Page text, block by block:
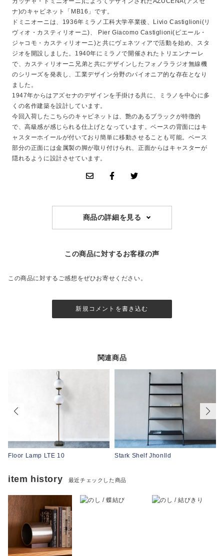
ナ)のキャビネット「MB16」です。
ドミニオーニは、1936年ミラノ工科大学卒業後、Livio Castiglioni(リ
ヴィオ・カスティリオーニ)、 Pier Giacomo Castiglioni(ピエール・
ジャコモ・カスティリオーニ)と共にヴェネツィアで活動を始め、スタ
ジオを開設しました。1940年にミラノで開催されたトリエンナーレ
で、カスティリオーニ兄弟と共にデザインしたフォノララジオ無線機
のシリーズを発表し、工業デザイン分野のパイオニア的な存在となり
ました。
1947年からはアズセナのデザインを手掛ける共に、ミラノを中心に多
くの名作建築を設計しています。
今回入荷したこちらのキャビネットは、艶のあるブラックが特徴的
で、高級感が感じられる仕上げとなっています。ベースの背面にはキ
ャスターホイールが付いており簡単に移動させることも可能。ベース
部分の正面には金属製の脚が取り付けられ、正面からはキャスターが
隠れるように設計させています。
商品の詳細を見る
この商品に対するお客様の声
この商品に対するご感想をぜひお寄せください。
新規コメントを書き込む
関連商品
Floor Lamp LTE 10 Stark Shelf Jhonlld
item history 最近チェックした商品